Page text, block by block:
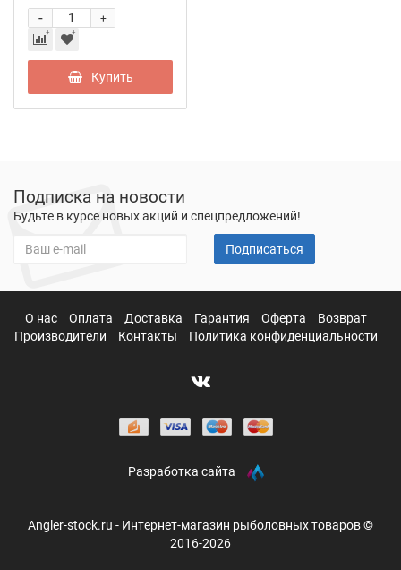
+
-
Купить
Подписка на новости
Будьте в курсе новых акций и спецпредложений!
Подписаться
О нас Оплата Доставка Гарантия Оферта
Возврат
Производители
Контакты Политика конфиденциальности
Разработка сайта
Angler-stock.ru - Интернет-магазин рыболовных товаров ©
2016-2026